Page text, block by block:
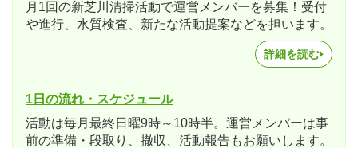
月1回の新芝川清掃活動で運営メンバーを募集！受付
や進行、水質検査、新たな活動提案などを担います。
詳細を読む
1日の流れ・スケジュール
活動は毎月最終日曜9時～10時半。運営メンバーは事
前の準備・段取り、撤収、活動報告もお願いします。